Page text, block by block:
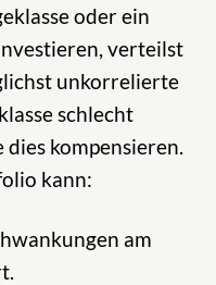
oder ein
verteilst
unkorrelierte
schlecht
kompensieren.
kann:
am